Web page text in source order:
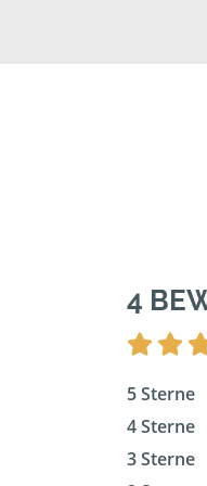
4
5 Sterne
4 Sterne
3 Sterne